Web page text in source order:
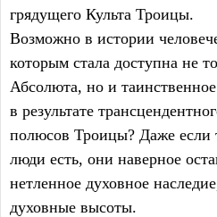
грядущего Культа Троицы.
Возможно в истории
которым стала доступна не
Абсолюта, но и
в результате
полюсов Троицы? Даже если
люди есть, они наверное
нетленное духовное
духовные высоты.